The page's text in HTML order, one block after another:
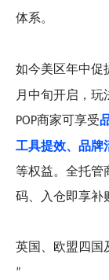
体系。
如今美区年中促
月中旬开启，玩
POP商家可享受
工具提效、品牌
等权益。全托管
码、入仓即享补
英国、欧盟四国
”